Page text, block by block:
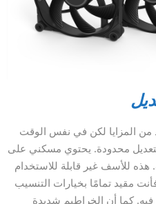
من المزايا لكن في نفس الوقت
محدودة. يحتوي مسكني على
هذه للأسف غير قابلة للاستخدام
مقيد تمامًا بخيارات التنسيب
فيه. كما أن الخراطيم شديدة